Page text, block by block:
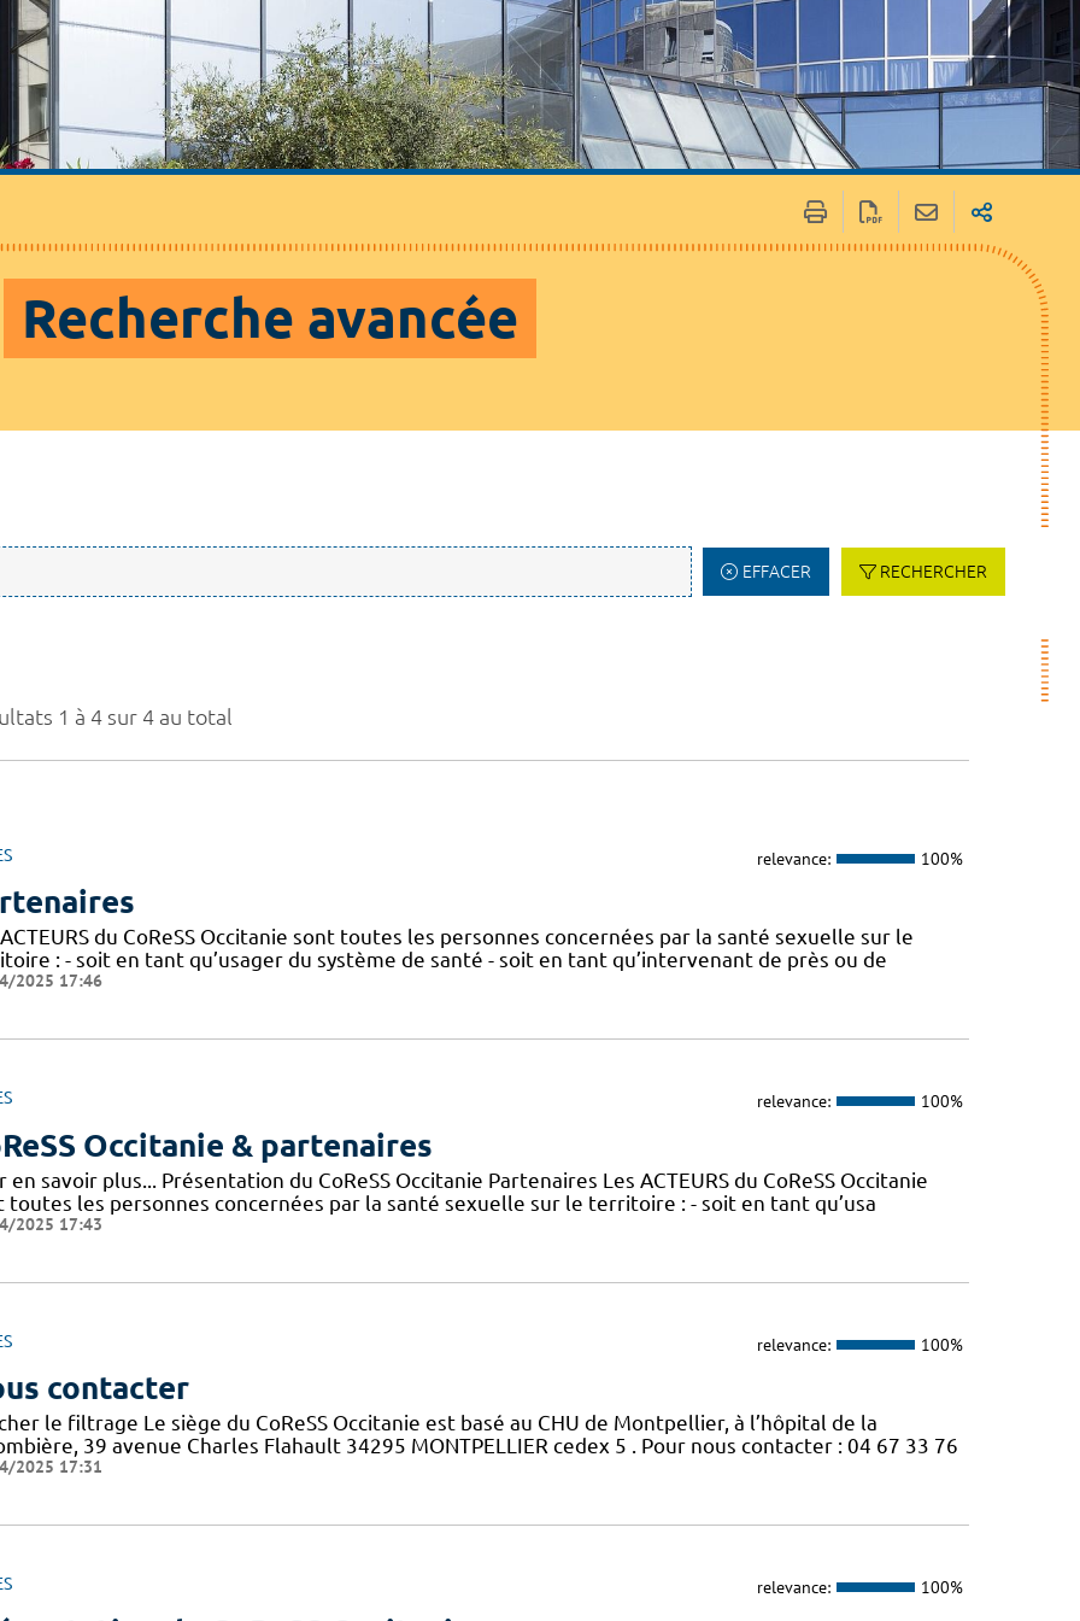
Recherche avancée
EFFACER RECHERCHER
1 à 4 sur 4 au total
relevance: 100%
du CoReSS Occitanie sont toutes les personnes concernées par la santé sexuelle sur le
: - soit en tant qu’usager du système de santé - soit en tant qu’intervenant de près ou de
2025 17:46
relevance: 100%
Occitanie & partenaires
en savoir plus... Présentation du CoReSS Occitanie Partenaires Les ACTEURS du CoReSS Occitanie
toutes les personnes concernées par la santé sexuelle sur le territoire : - soit en tant qu’usa
2025 17:43
relevance: 100%
contacter
le filtrage Le siège du CoReSS Occitanie est basé au CHU de Montpellier, à l’hôpital de la
39 avenue Charles Flahault 34295 MONTPELLIER cedex 5 . Pour nous contacter : 04 67 33 76
2025 17:31
relevance: 100%